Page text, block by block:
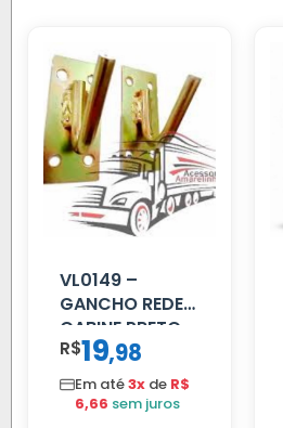
VL0149 –
GANCHO REDE
CABINE PRETO
R$19,98
Em até3x de R$
6,66 sem juros